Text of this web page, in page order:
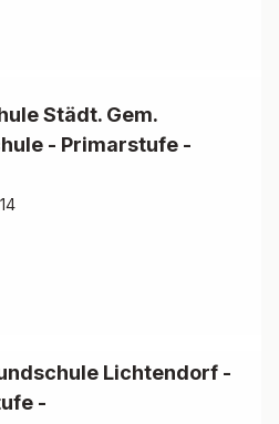
Städt. Gem.
- Primarstufe -
Lichtendorf -
-